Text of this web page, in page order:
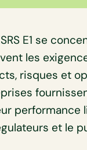
E1 se
les
risques et
performance
et le